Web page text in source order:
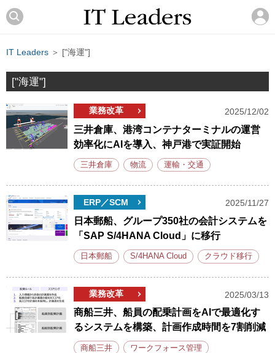
IT Leaders ＞ ["海運"]
["海運"]
業務改革 2025/12/02
三井倉庫、港湾コンテナターミナルの運営
効率化にAIを導入、神戸港で実証開始
三井倉庫 物流 運輸・交通
ERP／SCM 2025/11/27
日本郵船、グループ350社の会計システムを
「SAP S/4HANA Cloud」に移行
日本郵船 S/4HANA Cloud クラウド移行
業務改革 2025/03/13
商船三井、船員の配乗計画をAIで最適化す
るシステムを構築、計画作成時間を7割削減
商船三井 ワークフォース管理